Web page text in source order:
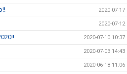
2020-07-17
2020-07-12
2020-07-10 10:37
2020-07-03 14:43
2020-06-18 11:06